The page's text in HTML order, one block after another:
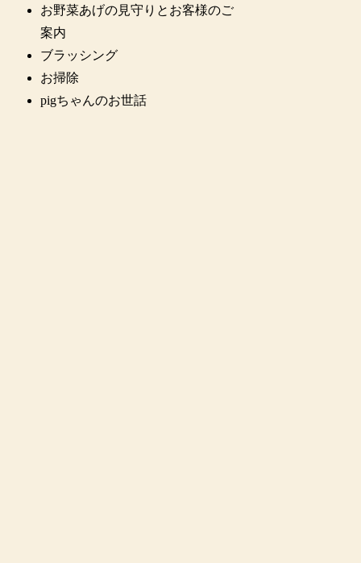
お野菜あげの見守りとお客様のご
案内
ブラッシング
お掃除
pigちゃんのお世話